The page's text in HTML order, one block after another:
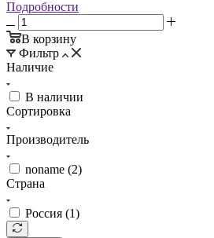
Подробности
В корзину
Фильтр
Наличие
В наличии
Сортировка
Производитель
noname (2)
Страна
Россия (1)